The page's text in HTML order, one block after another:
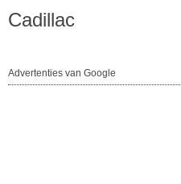
Cadillac
Advertenties van Google